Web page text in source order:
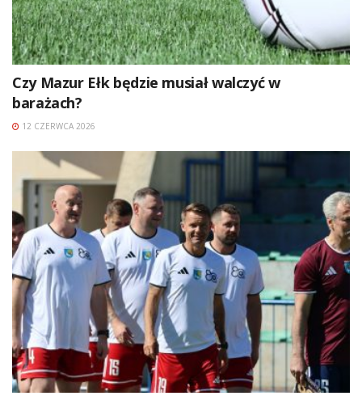
Czy Mazur Ełk będzie musiał walczyć w
barażach?
12 CZERWCA 2026